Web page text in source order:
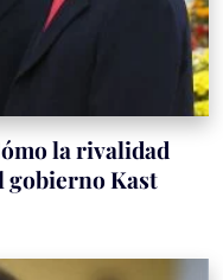
la rivalidad
gobierno Kast